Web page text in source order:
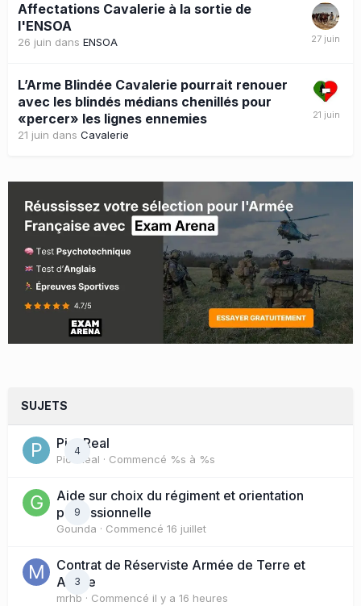
Affectations Cavalerie à la sortie de
l'ENSOA
26 juin dans ENSOA
L’Arme Blindée Cavalerie pourrait renouer
avec les blindés médians chenillés pour
«percer» les lignes ennemies
21 juin dans Cavalerie
SUJETS
4
PicoReal
PicoReal · Commencé %s à %s
9
Aide sur choix du régiment et orientation
professionnelle
Gounda · Commencé 16 juillet
3
Contrat de Réserviste Armée de Terre et
Active
mrhb · Commencé il y a 16 heures